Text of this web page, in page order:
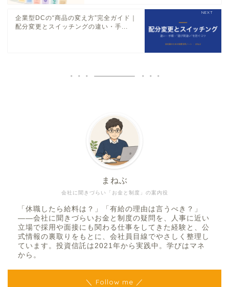
企業型DCの“商品の変え方”完全ガイド｜
配分変更とスイッチングの違い・手...
会社に聞きづらい「お金と制度」の案内役
まねぶ
「休職したら給料は？」「有給の理由は言うべき？」
——会社に聞きづらいお金と制度の疑問を、人事に近い
立場で採用や面接にも関わる仕事をしてきた経験と、公
式情報の裏取りをもとに、会社員目線でやさしく整理し
ています。投資信託は2021年から実践中。学びはマネ
から。
＼ Follow me ／